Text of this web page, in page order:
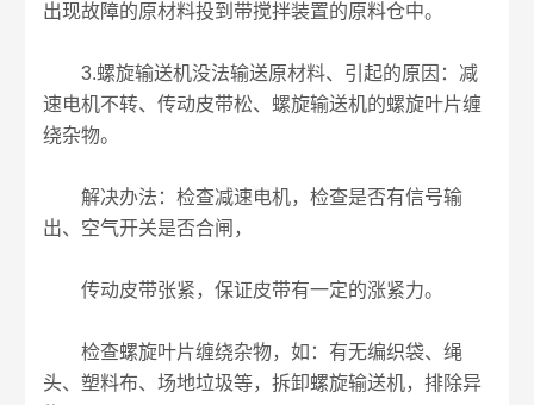
出现故障的原材料投到带搅拌装置的原料仓中。
3.螺旋输送机没法输送原材料、引起的原因：减
速电机不转、传动皮带松、螺旋输送机的螺旋叶片缠
绕杂物。
解决办法：检查减速电机，检查是否有信号输
出、空气开关是否合闸，
传动皮带张紧，保证皮带有一定的涨紧力。
检查螺旋叶片缠绕杂物，如：有无编织袋、绳
头、塑料布、场地垃圾等，拆卸螺旋输送机，排除异